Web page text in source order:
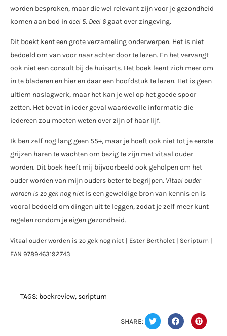
worden besproken, maar die wel relevant zijn voor je gezondheid
komen aan bod in deel 5. Deel 6 gaat over zingeving.
Dit boekt kent een grote verzameling onderwerpen. Het is niet
bedoeld om van voor naar achter door te lezen. En het vervangt
ook niet een consult bij de huisarts. Het boek leent zich meer om
in te bladeren en hier en daar een hoofdstuk te lezen. Het is geen
ultiem naslagwerk, maar het kan je wel op het goede spoor
zetten. Het bevat in ieder geval waardevolle informatie die
iedereen zou moeten weten over zijn of haar lijf.
Ik ben zelf nog lang geen 55+, maar je hoeft ook niet tot je eerste
grijzen haren te wachten om bezig te zijn met vitaal ouder
worden. Dit boek heeft mij bijvoorbeeld ook geholpen om het
ouder worden van mijn ouders beter te begrijpen. Vitaal ouder
worden is zo gek nog niet is een geweldige bron van kennis en is
vooral bedoeld om dingen uit te leggen, zodat je zelf meer kunt
regelen rondom je eigen gezondheid.
Vitaal ouder worden is zo gek nog niet | Ester Bertholet | Scriptum |
EAN 9789463192743
TAGS: boekreview, scriptum
SHARE: